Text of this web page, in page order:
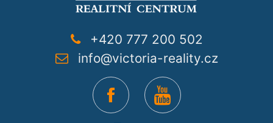
+420 777 200 502
info@victoria-reality.cz